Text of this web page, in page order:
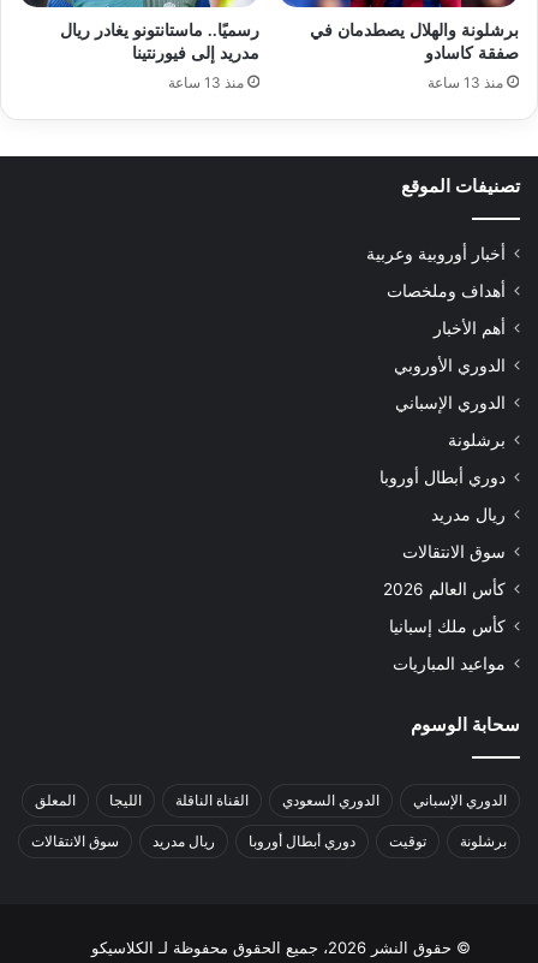
برشلونة والهلال يصطدمان في
صفقة كاسادو
منذ 13 ساعة
رسميًا.. ماستانتونو يغادر ريال
مدريد إلى فيورنتينا
منذ 13 ساعة
تصنيفات الموقع
أخبار أوروبية وعربية
أهداف وملخصات
أهم الأخبار
الدوري الأوروبي
الدوري الإسباني
برشلونة
دوري أبطال أوروبا
ريال مدريد
سوق الانتقالات
كأس العالم 2026
كأس ملك إسبانيا
مواعيد المباريات
سحابة الوسوم
الدوري الإسباني الدوري السعودي القناة الناقلة الليجا المعلق
برشلونة توقيت دوري أبطال أوروبا ريال مدريد سوق الانتقالات
© حقوق النشر 2026، جميع الحقوق محفوظة لـ الكلاسيكو